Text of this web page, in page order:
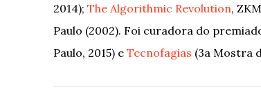
2014); The Algorithmic Revolution,
Paulo (2002). Foi curadora do
Paulo, 2015) e Tecnofagias (3a Mostra